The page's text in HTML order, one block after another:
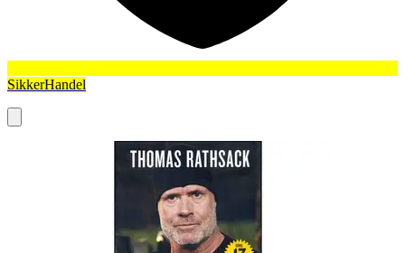
SikkerHandel